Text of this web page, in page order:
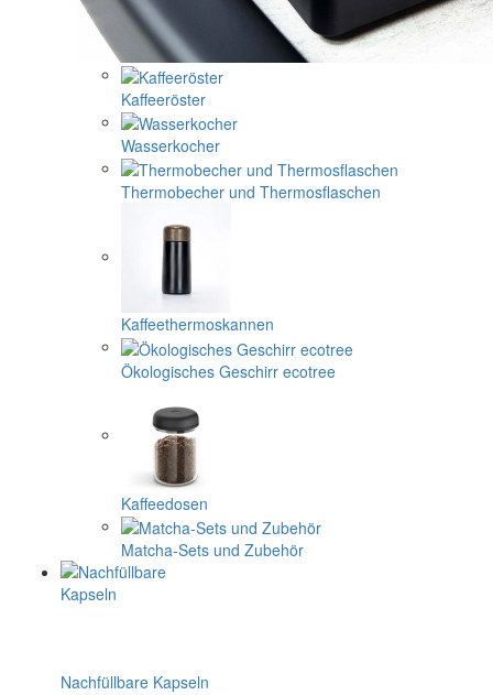
Kaffeeröster
Wasserkocher
Thermobecher und Thermosflaschen
Kaffeethermoskannen
Ökologisches Geschirr ecotree
Kaffeedosen
Matcha-Sets und Zubehör
Nachfüllbare Kapseln